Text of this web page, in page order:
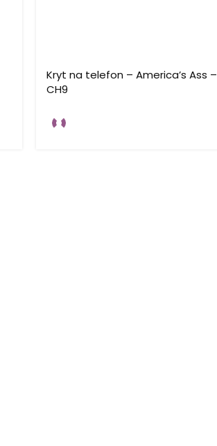
Kryt na telefon – America’s Ass –
CH9